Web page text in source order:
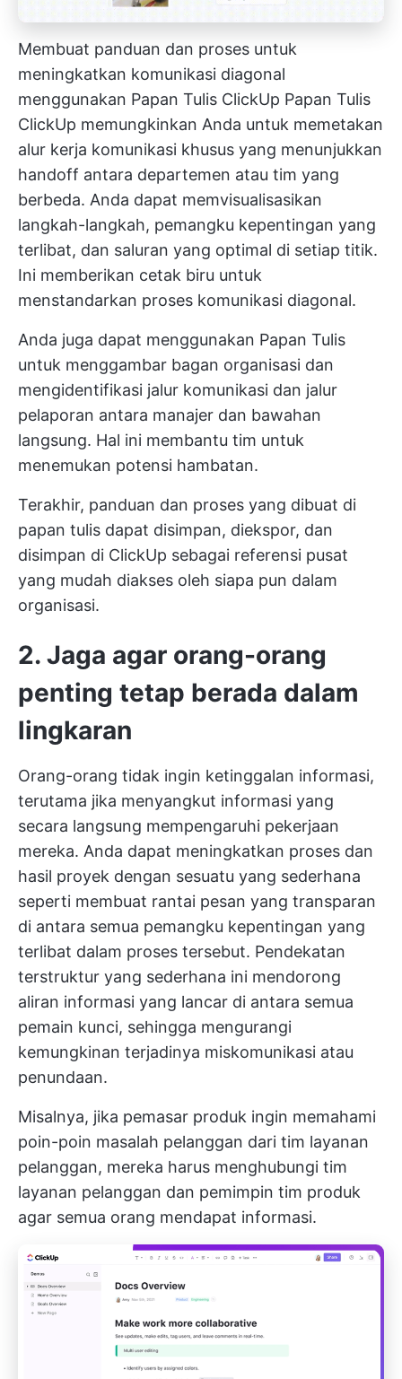
Membuat panduan dan proses untuk
meningkatkan komunikasi diagonal
menggunakan Papan Tulis ClickUp Papan Tulis
ClickUp memungkinkan Anda untuk memetakan
alur kerja komunikasi khusus yang menunjukkan
handoff antara departemen atau tim yang
berbeda. Anda dapat memvisualisasikan
langkah-langkah, pemangku kepentingan yang
terlibat, dan saluran yang optimal di setiap titik.
Ini memberikan cetak biru untuk
menstandarkan proses komunikasi diagonal.
Anda juga dapat menggunakan Papan Tulis
untuk menggambar bagan organisasi dan
mengidentifikasi jalur komunikasi dan jalur
pelaporan antara manajer dan bawahan
langsung. Hal ini membantu tim untuk
menemukan potensi hambatan.
Terakhir, panduan dan proses yang dibuat di
papan tulis dapat disimpan, diekspor, dan
disimpan di ClickUp sebagai referensi pusat
yang mudah diakses oleh siapa pun dalam
organisasi.
2. Jaga agar orang-orang
penting tetap berada dalam
lingkaran
Orang-orang tidak ingin ketinggalan informasi,
terutama jika menyangkut informasi yang
secara langsung mempengaruhi pekerjaan
mereka. Anda dapat meningkatkan proses dan
hasil proyek dengan sesuatu yang sederhana
seperti membuat rantai pesan yang transparan
di antara semua pemangku kepentingan yang
terlibat dalam proses tersebut. Pendekatan
terstruktur yang sederhana ini mendorong
aliran informasi yang lancar di antara semua
pemain kunci, sehingga mengurangi
kemungkinan terjadinya miskomunikasi atau
penundaan.
Misalnya, jika pemasar produk ingin memahami
poin-poin masalah pelanggan dari tim layanan
pelanggan, mereka harus menghubungi tim
layanan pelanggan dan pemimpin tim produk
agar semua orang mendapat informasi.